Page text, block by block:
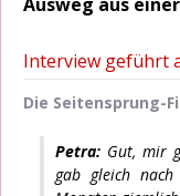
Interview geführt
Die Seitensprung-
Petra: Gut, mir
gab gleich